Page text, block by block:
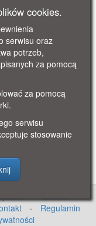
r.,
1955 -
-
do
wieża
na
w 1895 r.
· Cennik
·
·
Regulamin
cookies.
serwisu oraz
potrzeb,
za pomocą
za pomocą
serwisu
stosowanie